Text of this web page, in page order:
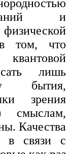
и
том, что
лишь
бытия,
зрения
смыслам,
Качества
в связи с